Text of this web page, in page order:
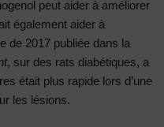
peut aider à améliorer
également aider à
de 2017 publiée dans la
, sur des rats diabétiques, a
était plus rapide lors d’une
les lésions.